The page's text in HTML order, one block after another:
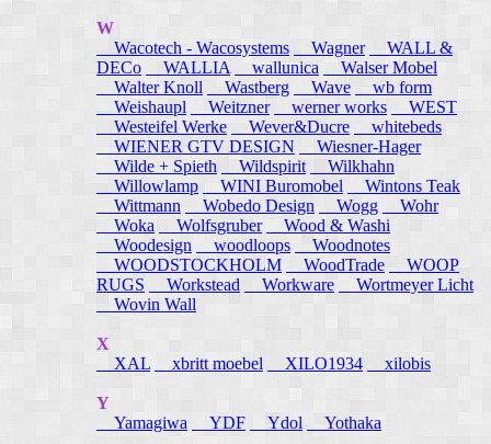
W
Wacotech - Wacosystems
Wagner
WALL &
DECo
WALLIA wallunica
Walser Mobel
Walter Knoll
Wastberg Wave
wb form
Weishaupl
Weitzner werner works
WEST
Westeifel Werke
Wever&Ducre
whitebeds
WIENER GTV DESIGN
Wiesner-Hager
Wilde + Spieth
Wildspirit
Wilkhahn
Willowlamp
WINI Buromobel
Wintons Teak
Wittmann
Wobedo Design Wogg
Wohr
Woka
Wolfsgruber
Wood & Washi
Woodesign
woodloops
Woodnotes
WOODSTOCKHOLM
WoodTrade
WOOP
RUGS
Workstead Workware
Wortmeyer Licht
Wovin Wall
X
XAL
xbritt moebel XILO1934 xilobis
Y
Yamagiwa
YDF Ydol Yothaka